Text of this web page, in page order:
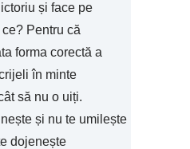
și face pe
Pentru că
forma corectă a
în minte
să nu o uiți.
și nu te umilește
dojenește